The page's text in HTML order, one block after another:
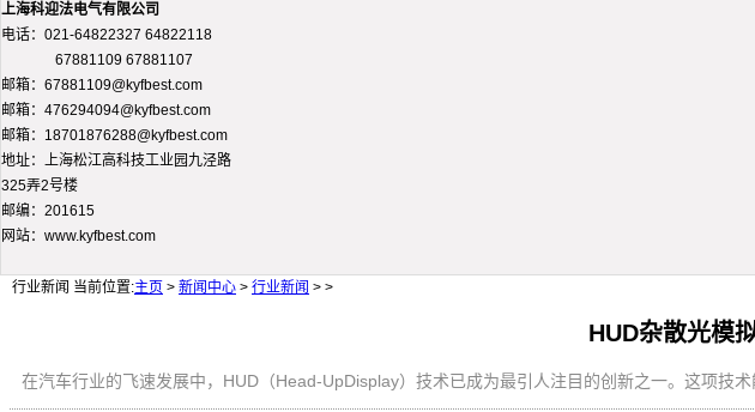
上海科迎法电气有限公司
电话：021-64822327 64822118
67881109 67881107
邮箱：67881109@kyfbest.com
邮箱：476294094@kyfbest.com
邮箱：18701876288@kyfbest.com
地址：上海松江高科技工业园九泾路
325弄2号楼
邮编：201615
网站：www.kyfbest.com
行业新闻 当前位置:主页 > 新闻中心 > 行业新闻 > >
HUD杂散光模
在汽车行业的飞速发展中，HUD（Head-UpDisplay）技术已成为最引人注目的创新之一。这项技